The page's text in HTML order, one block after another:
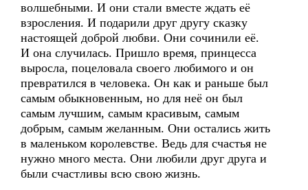
волшебными. И они стали вместе ждать её
взросления. И подарили друг другу сказку
настоящей доброй любви. Они сочинили её.
И она случилась. Пришло время, принцесса
выросла, поцеловала своего любимого и он
превратился в человека. Он как и раньше был
самым обыкновенным, но для неё он был
самым лучшим, самым красивым, самым
добрым, самым желанным. Они остались жить
в маленьком королевстве. Ведь для счастья не
нужно много места. Они любили друг друга и
были счастливы всю свою жизнь.